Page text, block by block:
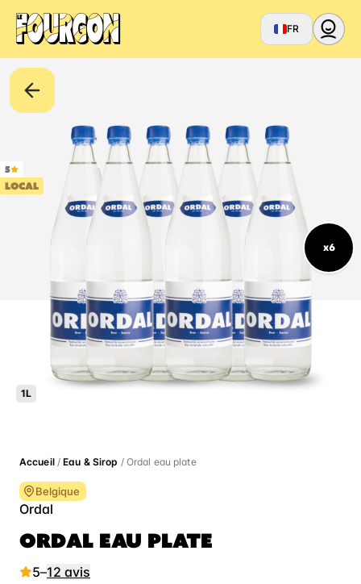
FR
x6
5
LOCAL
1L
Accueil/Eau & Sirop / Ordal eau plate
Belgique
Ordal
ORDAL EAU PLATE
5–12 avis